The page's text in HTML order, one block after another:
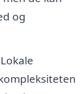
og
Lokale